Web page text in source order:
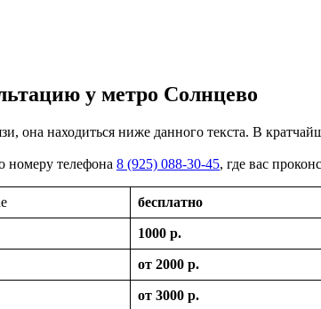
у метро Солнцево
она находиться ниже данного текста. В
номеру телефона 8 (925) 088-30-45, где вас
бесплатно
1000 р.
от 2000 р.
от 3000 р.